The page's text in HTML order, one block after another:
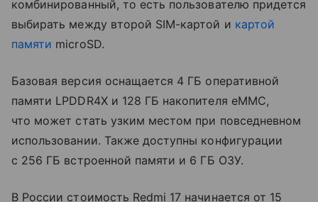
комбинированный, то есть пользователю придется
выбирать между второй SIM-картой и картой
памяти microSD.
Базовая версия оснащается 4 ГБ оперативной
памяти LPDDR4X и 128 ГБ накопителя eMMC,
что может стать узким местом при повседневном
использовании. Также доступны конфигурации
с 256 ГБ встроенной памяти и 6 ГБ ОЗУ.
В России стоимость Redmi 17 начинается от 15